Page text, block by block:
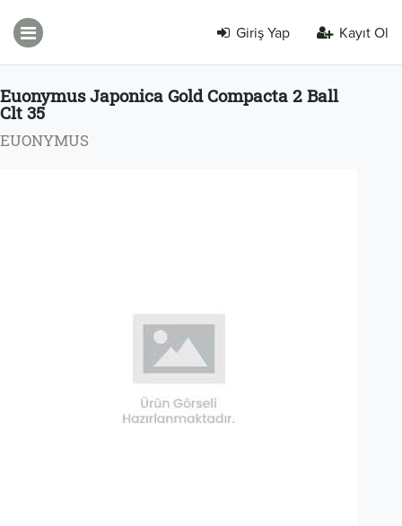
Giriş Yap Kayıt Ol
Euonymus Japonica Gold Compacta 2 Ball
Clt 35
EUONYMUS